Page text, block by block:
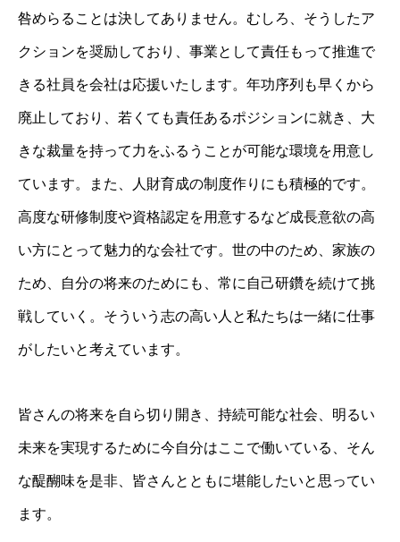
咎めらることは決してありません。むしろ、そうしたア
クションを奨励しており、事業として責任もって推進で
きる社員を会社は応援いたします。年功序列も早くから
廃止しており、若くても責任あるポジションに就き、大
きな裁量を持って力をふるうことが可能な環境を用意し
ています。また、人財育成の制度作りにも積極的です。
高度な研修制度や資格認定を用意するなど成長意欲の高
い方にとって魅力的な会社です。世の中のため、家族の
ため、自分の将来のためにも、常に自己研鑽を続けて挑
戦していく。そういう志の高い人と私たちは一緒に仕事
がしたいと考えています。
皆さんの将来を自ら切り開き、持続可能な社会、明るい
未来を実現するために今自分はここで働いている、そん
な醍醐味を是非、皆さんとともに堪能したいと思ってい
ます。